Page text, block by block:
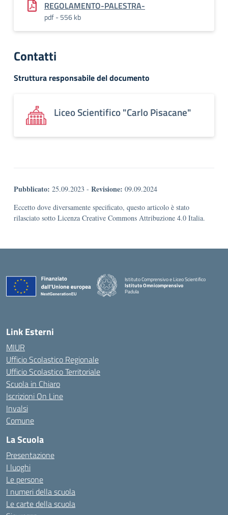
REGOLAMENTO-PALESTRA-
pdf - 556 kb
Contatti
Struttura responsabile del documento
Liceo Scientifico "Carlo Pisacane"
Pubblicato: 25.09.2023 - Revisione: 09.09.2024
Eccetto dove diversamente specificato, questo articolo è stato
rilasciato sotto Licenza Creative Commons Attribuzione 4.0 Italia.
Istituto Comprensivo e Liceo Scientifico
Istituto Omnicomprensivo
Padula
Link Esterni
MIUR
Ufficio Scolastico Regionale
Ufficio Scolastico Territoriale
Scuola in Chiaro
Iscrizioni On Line
Invalsi
Comune
La Scuola
Presentazione
I luoghi
Le persone
I numeri della scuola
Le carte della scuola